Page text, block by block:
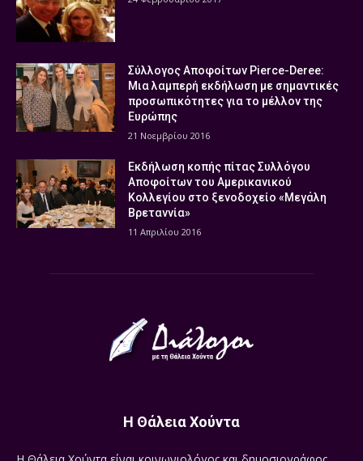
Σύλλογος Αποφοίτων Pierce-Deree:
Μια λαμπερή εκδήλωση με σημαντικές
προσωπικότητες για το μέλλον της
Ευρώπης
21 Νοεμβρίου 2016
Εκδήλωση κοπής πίτας Συλλόγου
Αποφοίτων του Αμερικανικού
Κολλεγίου στο ξενοδοχείο «Μεγάλη
Βρεταννία»
11 Απριλίου 2016
Η Θάλεια Χούντα